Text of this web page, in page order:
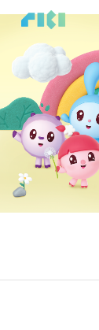
https://